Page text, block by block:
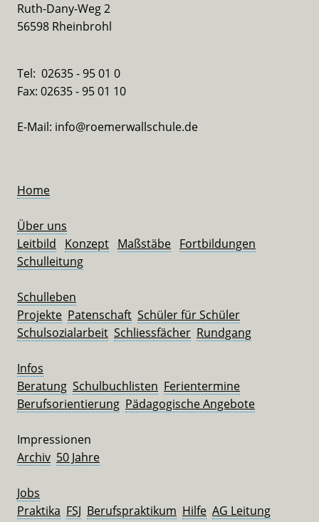
Ruth-Dany-Weg 2
56598 Rheinbrohl
Tel: 02635 - 95 01 0
Fax: 02635 - 95 01 10
E-Mail: info@roemerwallschule.de
Home
Über uns
Leitbild
Konzept Maßstäbe Fortbildungen
Schulleitung
Schulleben
Projekte Patenschaft Schüler für Schüler
Schulsozialarbeit Schliessfächer Rundgang
Infos
Beratung Schulbuchlisten Ferientermine
Berufsorientierung Pädagogische Angebote
Impressionen
Archiv 50 Jahre
Jobs
Praktika FSJ Berufspraktikum Hilfe AG Leitung